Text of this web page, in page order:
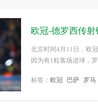
欧冠-德罗西传
北京时间4月11日，欧
因为有1粒客场进球，
标签： 欧冠 巴萨 罗马